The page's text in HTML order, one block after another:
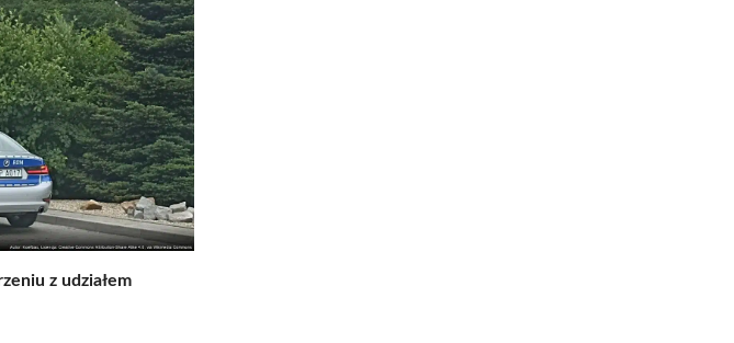
z udziałem